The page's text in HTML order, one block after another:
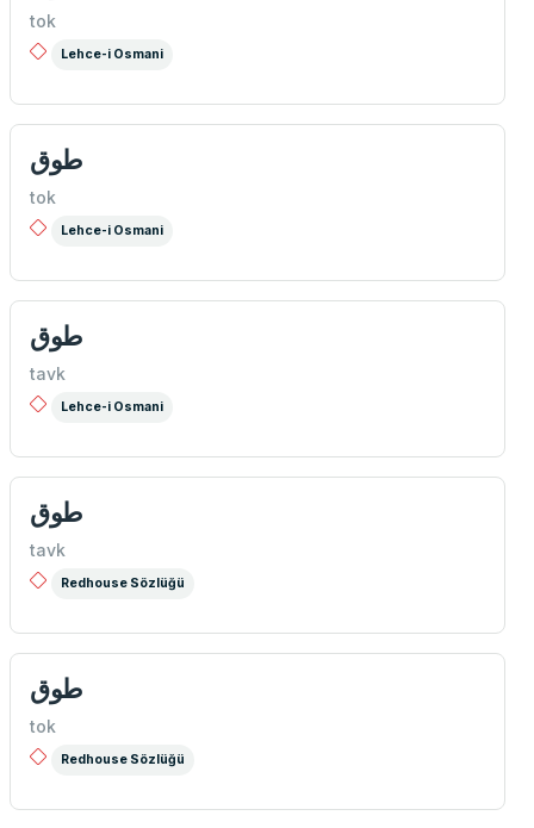
tok
Lehce-i Osmani
طوق
tok
Lehce-i Osmani
طوق
tavk
Lehce-i Osmani
طوق
tavk
Redhouse Sözlüğü
طوق
tok
Redhouse Sözlüğü